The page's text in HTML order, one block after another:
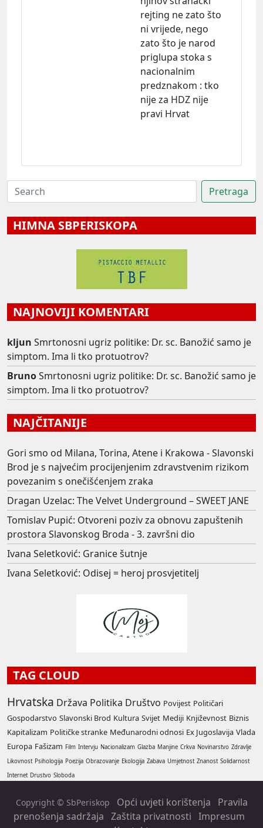
rejting ne zato što
ni vrijede, nego
zato što je narod
priglupa stoka s
nacionalnim
predznakom : tko
nije za HDZ nije
pravi Hrvat
HIMNA SBPERISKOPA
NAJNOVIJI KOMENTARI
kljun Smrtonosni ugriz politike: Dr. sc. Banožić samo je
simptom. Ima li tko protuotrov?
BrunoSmrtonosni ugriz politike: Dr. sc. Banožić samo je
simptom. Ima li tko protuotrov?
NAJČITANIJE
Gori smo od Milana, Torina, Atene i Krakowa - Slavonski
Brod je s najvećim procijenjenim zdravstvenim rizikom
povezanim s onečišćenjem zraka
Dragan Uzelac: The Velvet Underground – SWEET JANE
Tomislav Pupić: Otvoreni poziv za obnovu zapuštenih
prostora Slavonskog Broda - 3. završni dio
Ivana Seletković: Granice šutnje
Ivana Seletković: Odisej = heroj prosvjetitelj
TAG CLOUD
Hrvatska Država Politika Društvo Povijest Političari
Gospodarstvo Slavonski Brod Kultura Svijet Mediji Književnost Biznis
Kapitalizam Političke stranke Međunarodni odnosi Ex Jugoslavija Vlada
Europa Fašizam Film Intervju Nacionalizam Glazba Manjine Crkva Novinarstvo Zdravlje
Likovnost Psihologija Poezija Obrazovanje Ekologija Zabava Umjetnost Znanost Solidarnost
Internet Drustvo Sloboda
Copyright © SbPeriskop Opći uvjeti korištenja
Pravila
prenošenja sadržaja Zaštita privatnosti Impresum